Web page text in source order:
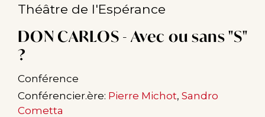
Théâtre de l'Espérance
DON CARLOS - Avec ou sans "S"
?
Conférence
Conférencier.ère: Pierre Michot, Sandro
Cometta